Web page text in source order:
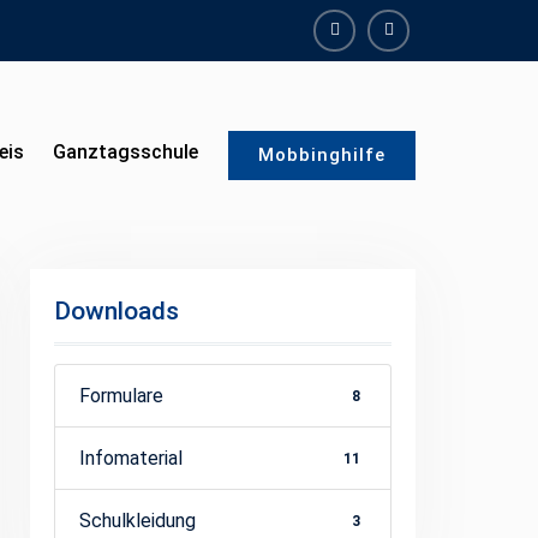
facebookinstagram
Ganztagsschule Mobbinghilfe
Downloads
Formulare 8
Infomaterial 11
Schulkleidung 3